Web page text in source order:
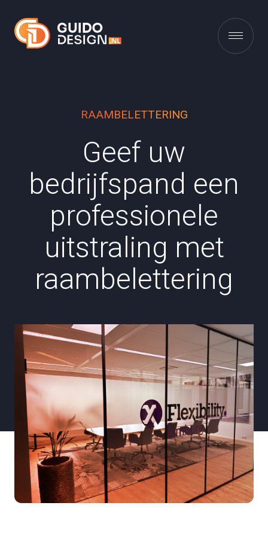
RAAMBELETTERING
Geef uw
bedrijfspand een
professionele
uitstraling met
raambelettering